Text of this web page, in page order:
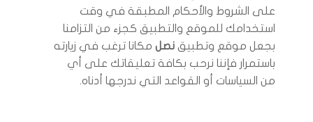
على الشروط والأحكام المطبقة في وقت
استخدامك للموقع والتطبيق كجزء من التزامنا
بجعل موقع وتطبيق نصل مكانا ترغب في زيارته
باستمرار فإننا نرحب بكافة تعليقاتك على أي
من السياسات أو القواعد التي ندرجها أدناه.